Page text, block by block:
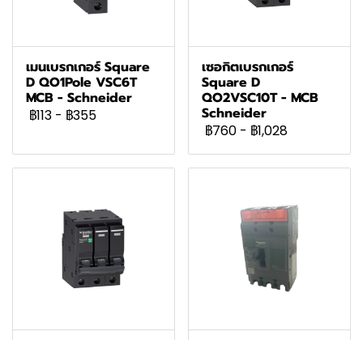
เมนเบรกเกอร์ Square
D QO1Pole VSC6T
MCB - Schneider
฿113 - ฿355
เซอกิตเบรกเกอร์
Square D
QO2VSC10T - MCB
Schneider
฿760 - ฿1,028